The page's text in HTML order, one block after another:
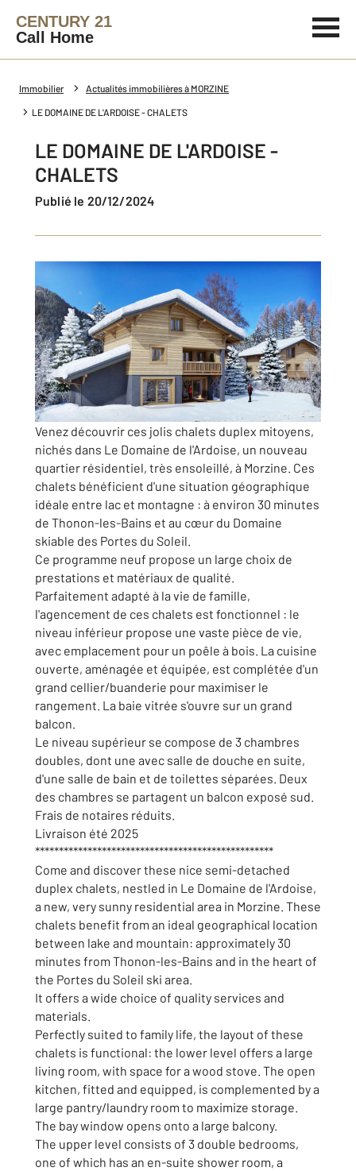
CENTURY 21
Call Home
Immobilier Actualités immobilières à MORZINE
LE DOMAINE DE L'ARDOISE - CHALETS
LE DOMAINE DE L'ARDOISE -
CHALETS
Publié le 20/12/2024
Venez découvrir ces jolis chalets duplex mitoyens,
nichés dans Le Domaine de l'Ardoise, un nouveau
quartier résidentiel, très ensoleillé, à Morzine. Ces
chalets bénéficient d'une situation géographique
idéale entre lac et montagne : à environ 30 minutes
de Thonon-les-Bains et au cœur du Domaine
skiable des Portes du Soleil.
Ce programme neuf propose un large choix de
prestations et matériaux de qualité.
Parfaitement adapté à la vie de famille,
l'agencement de ces chalets est fonctionnel : le
niveau inférieur propose une vaste pièce de vie,
avec emplacement pour un poêle à bois. La cuisine
ouverte, aménagée et équipée, est complétée d'un
grand cellier/buanderie pour maximiser le
rangement. La baie vitrée s'ouvre sur un grand
balcon.
Le niveau supérieur se compose de 3 chambres
doubles, dont une avec salle de douche en suite,
d'une salle de bain et de toilettes séparées. Deux
des chambres se partagent un balcon exposé sud.
Frais de notaires réduits.
Livraison été 2025
**************************************************
Come and discover these nice semi-detached
duplex chalets, nestled in Le Domaine de l'Ardoise,
a new, very sunny residential area in Morzine. These
chalets benefit from an ideal geographical location
between lake and mountain: approximately 30
minutes from Thonon-les-Bains and in the heart of
the Portes du Soleil ski area.
It offers a wide choice of quality services and
materials.
Perfectly suited to family life, the layout of these
chalets is functional: the lower level offers a large
living room, with space for a wood stove. The open
kitchen, fitted and equipped, is complemented by a
large pantry/laundry room to maximize storage.
The bay window opens onto a large balcony.
The upper level consists of 3 double bedrooms,
one of which has an en-suite shower room, a